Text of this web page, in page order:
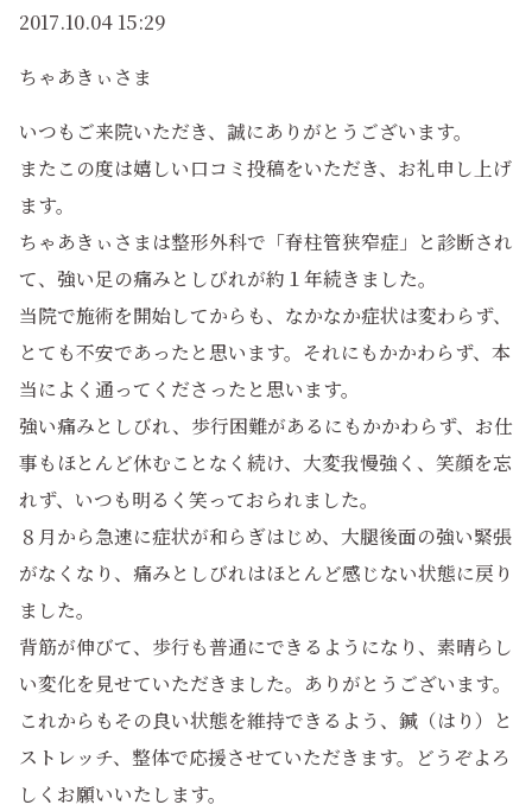
2017.10.04 15:29
ちゃあきぃさま
いつもご来院いただき、誠にありがとうございます。
またこの度は嬉しい口コミ投稿をいただき、お礼申し上げ
ます。
ちゃあきぃさまは整形外科で「脊柱管狭窄症」と診断され
て、強い足の痛みとしびれが約１年続きました。
当院で施術を開始してからも、なかなか症状は変わらず、
とても不安であったと思います。それにもかかわらず、本
当によく通ってくださったと思います。
強い痛みとしびれ、歩行困難があるにもかかわらず、お仕
事もほとんど休むことなく続け、大変我慢強く、笑顔を忘
れず、いつも明るく笑っておられました。
８月から急速に症状が和らぎはじめ、大腿後面の強い緊張
がなくなり、痛みとしびれはほとんど感じない状態に戻り
ました。
背筋が伸びて、歩行も普通にできるようになり、素晴らし
い変化を見せていただきました。ありがとうございます。
これからもその良い状態を維持できるよう、鍼（はり）と
ストレッチ、整体で応援させていただきます。どうぞよろ
しくお願いいたします。